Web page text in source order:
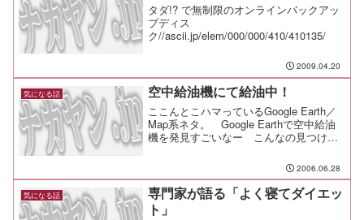
タダ!? で無制限のオンラインバックアッ
プディス
ク//ascii.jp/elem/000/000/410/410135/
2009.04.20
気になる話 空中給油機にて給油中！
ここんとこハマっているGoogle Earth／
Map系ネタ。 Google Earthで空中給油
機を発見すごいなー こんなの見つける
2006.06.28
気になる話
専門家が語る「よく寝てダイエッ
ト」